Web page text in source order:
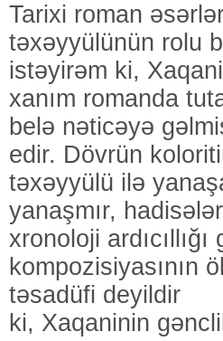
Tarixi roman
təxəyyülünün rolu
istəyirəm ki,
xanım romanda
belə nəticəyə
edir. Dövrün
təxəyyülü ilə
yanaşmır,
xronoloji
kompozisiyasının
təsadüfi deyildir
ki, Xaqaninin